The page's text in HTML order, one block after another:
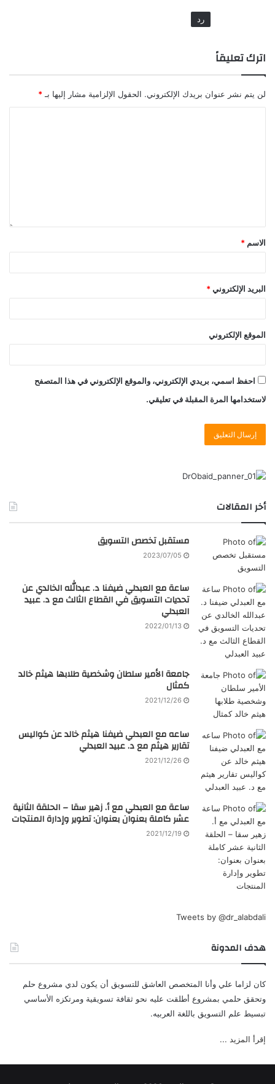
رد
اترك تعليقاً
لن يتم نشر عنوان بريدك الإلكتروني. الحقول الإلزامية مشار إليها بـ *
الاسم *
البريد الإلكتروني *
الموقع الإلكتروني
احفظ اسمي، بريدي الإلكتروني، والموقع الإلكتروني في هذا المتصفح
لاستخدامها المرة المقبلة في تعليقي.
أخر المقالات
مستقبل تخصص التسويق
2023/07/05
ساعة مع العبدلي ضيفنا د. عبدالله الخالدي عن
تحديات التسويق في القطاع الثالث مع د. عبيد
العبدلي
2022/01/13
جامعة الأمير سلطان وشخصية طلابها هيثم خالد
كمثال
2021/12/26
ساعه مع العبدلي ضيفنا هيثم خالد عن كواليس
تقارير هيثم مع د. عبيد العبدلي
2021/12/26
ساعة مع العبدلي مع أ. زهير سقا – الحلقة الثانية
عشر كاملة بعنوان بعنوان: تطوير وإدارة المنتجات
2021/12/19
Tweets by @dr_alabdali
هدف المدونة
كان لزاما علي وأنا المتخصص العاشق للتسويق أن يكون لدي مشروع حلم
وتحقق حلمي بمشروع أطلقت عليه نحو ثقافة تسويقية ومرتكزه الأساسي
تبسيط علم التسويق باللغة العربيه.
إقرأ المزيد ...